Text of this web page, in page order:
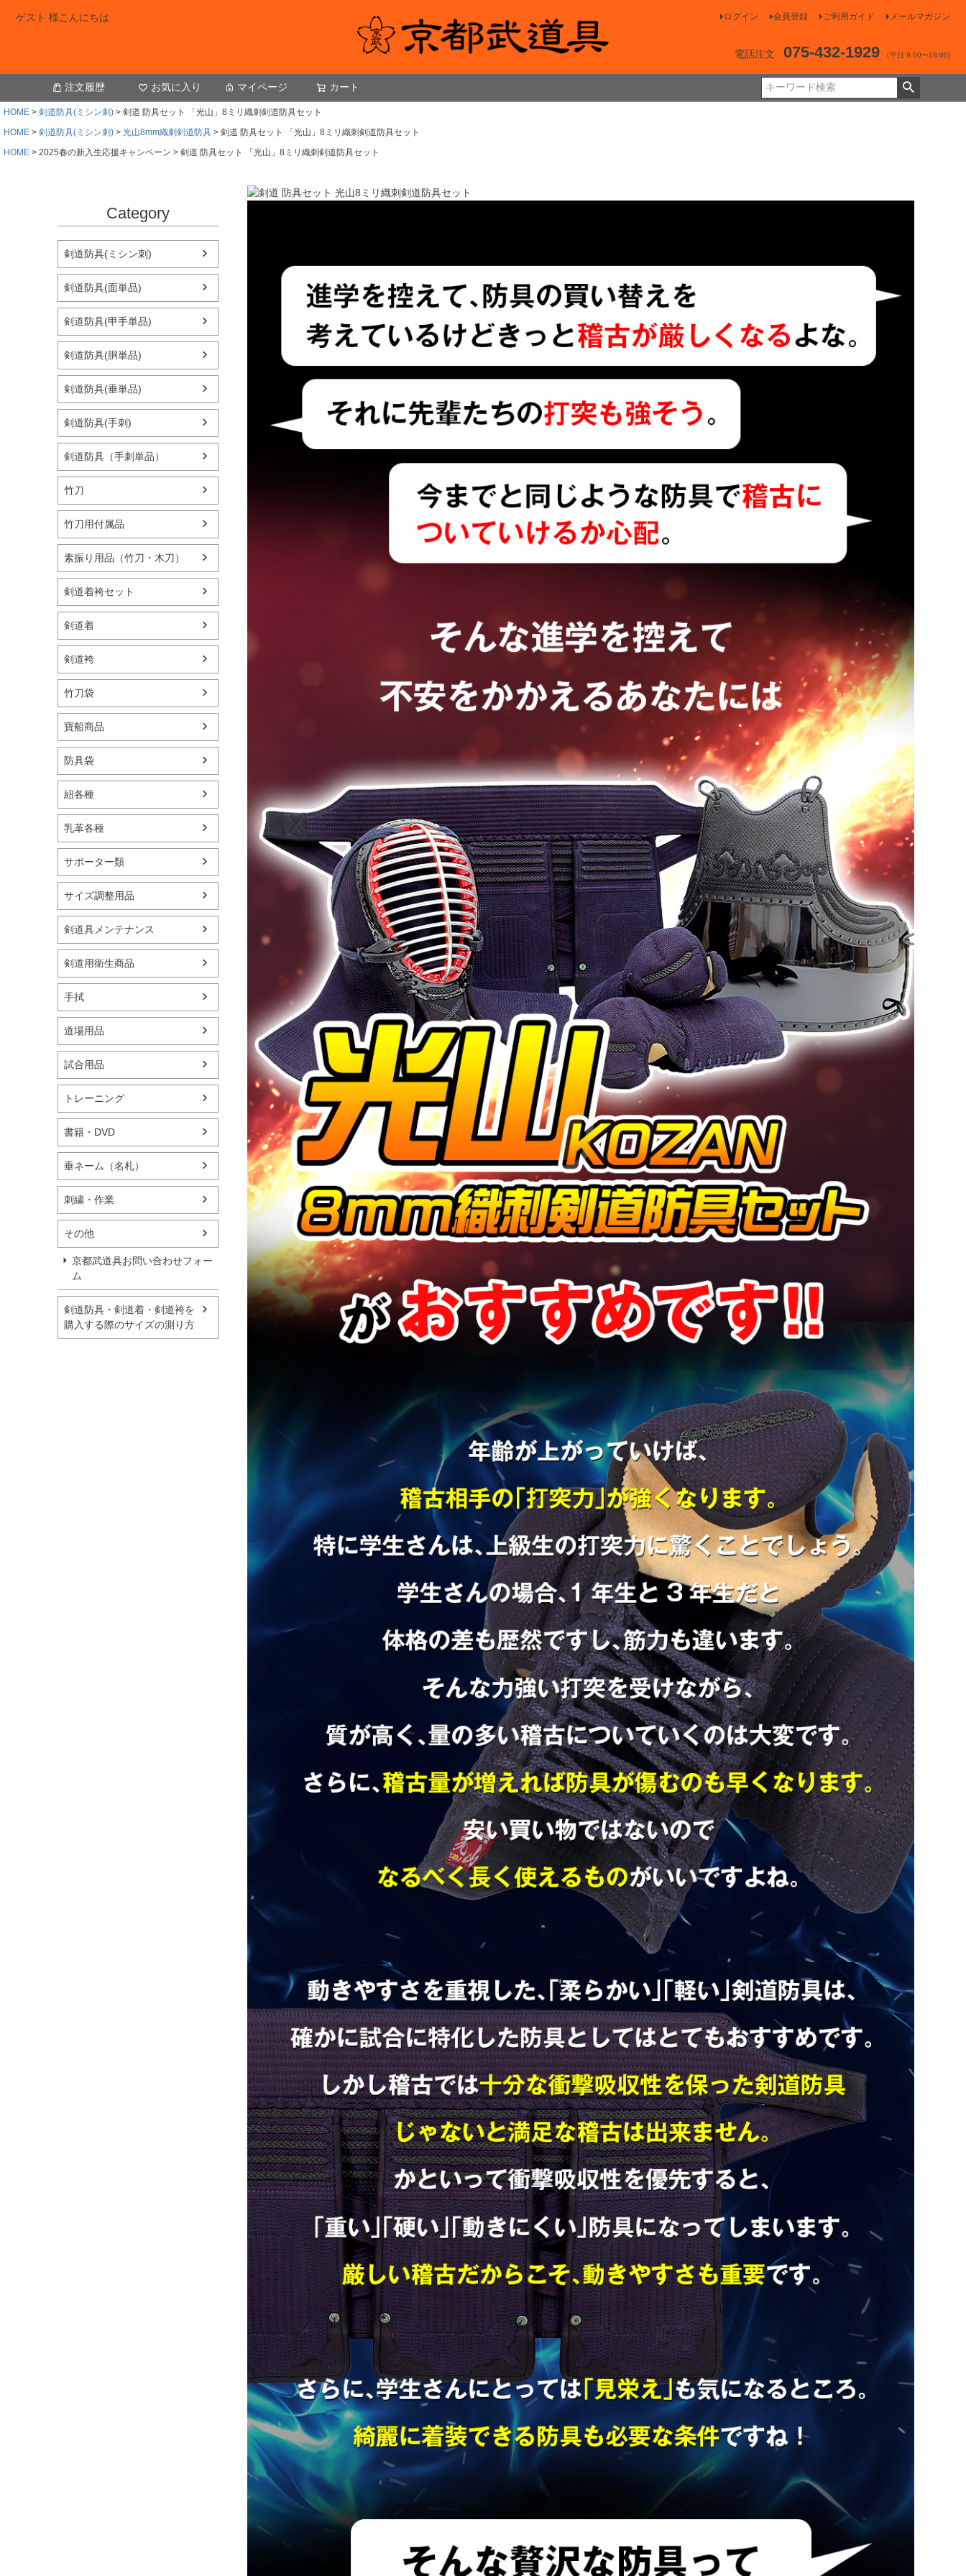
ゲスト 様こんにちは ログイン 会員登録 ご利用ガイド メールマガジン
電話注文 075-432-1929 （平日 9:00〜18:00)
注文履歴 お気に入り マイページ カート
HOME 剣道防具(ミシン刺)
剣道 防具セット 「光山」8ミリ織刺剣道防具セット
HOME
剣道防具(ミシン刺) 光山8mm織刺剣道防具
剣道 防具セット 「光山」8ミリ織刺剣道防具セット
HOME
2025春の新入生応援キャンペーン 剣道 防具セット 「光山」8ミリ織刺剣道防具セット
Category
剣道防具(ミシン刺)
剣道防具(面単品)
剣道防具(甲手単品)
剣道防具(胴単品)
剣道防具(垂単品)
剣道防具(手刺)
剣道防具（手刺単品）
竹刀
竹刀用付属品
素振り用品（竹刀・木刀）
剣道着袴セット
剣道着
剣道袴
竹刀袋
寶船商品
防具袋
紐各種
乳革各種
サポーター類
サイズ調整用品
剣道具メンテナンス
剣道用衛生商品
手拭
道場用品
試合用品
トレーニング
書籍・DVD
垂ネーム（名札）
刺繍・作業
その他
京都武道具お問い合わせフォー
ム
剣道防具・剣道着・剣道袴を
購入する際のサイズの測り方